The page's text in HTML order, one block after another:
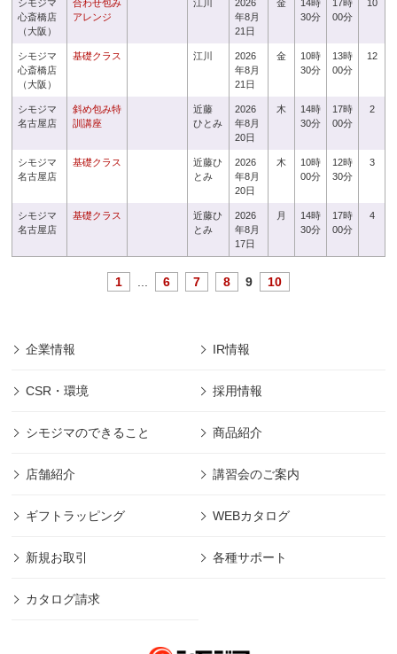
シモジマ
心斎橋店
（大阪）
合わせ包み
アレンジ
江川
2026
年8月
21日
金
14時
30分
17時
00分
10
シモジマ
心斎橋店
（大阪）
基礎クラス 江川
2026
年8月
21日
金
10時
30分
13時
00分
12
シモジマ
名古屋店
斜め包み特
訓講座
近藤
ひとみ
2026
年8月
20日
木
14時
30分
17時
00分
2
シモジマ
名古屋店
基礎クラス
近藤ひ
とみ
2026
年8月
20日
木
10時
00分
12時
30分
3
シモジマ
名古屋店
基礎クラス
近藤ひ
とみ
2026
年8月
17日
月
14時
30分
17時
00分
4
1 6 7 8 9 10
企業情報 IR情報
CSR・環境 採用情報
シモジマのできること 商品紹介
店舗紹介 講習会のご案内
ギフトラッピング WEBカタログ
新規お取引 各種サポート
カタログ請求